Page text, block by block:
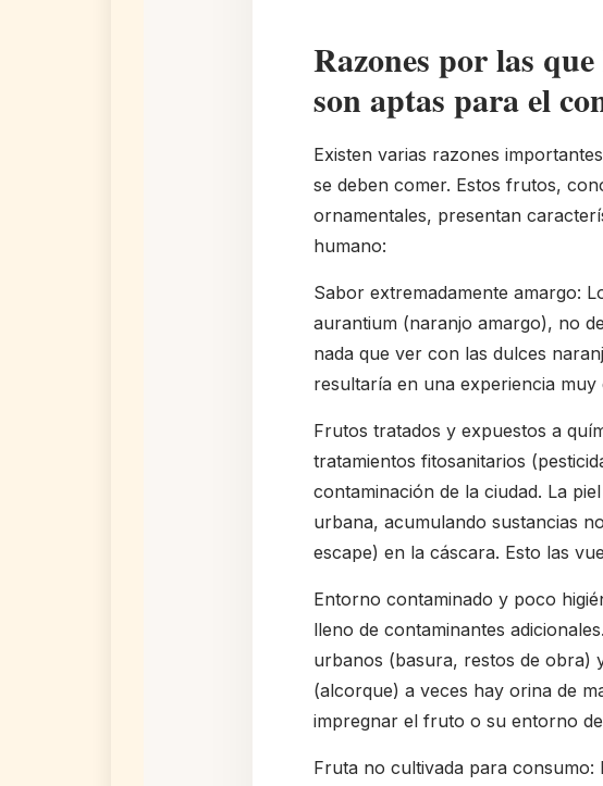
Razones por las
son aptas para el
Existen varias razones
se deben comer. Estos frutos,
ornamentales, presentan
humano:
Sabor extremadamente amargo:
aurantium (naranjo amargo), no
nada que ver con las dulces
resultaría en una experiencia muy
Frutos tratados y expuestos a
tratamientos fitosanitarios
contaminación de la ciudad. La
urbana, acumulando sustancias
escape) en la cáscara. Esto las
Entorno contaminado y poco
lleno de contaminantes
urbanos (basura, restos de obra)
(alcorque) a veces hay orina de
impregnar el fruto o su entorno
Fruta no cultivada para